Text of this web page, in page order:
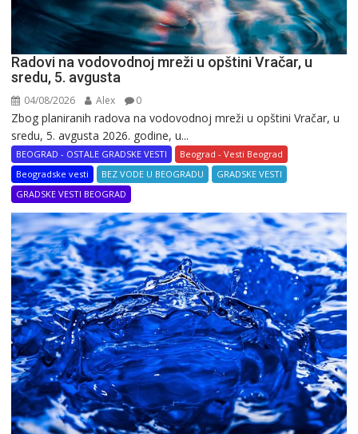
Radovi na vodovodnoj mreži u opštini Vračar, u
sredu, 5. avgusta
04/08/2026 Alex 0
Zbog planiranih radova na vodovodnoj mreži u opštini Vračar, u
sredu, 5. avgusta 2026. godine, u...
BEOGRAD - OSTALE GRADSKE VESTI
Beograd - Vesti Beograd
Beogradske vesti
BEZ VODE U BEOGRADU
GRADSKE VESTI
GRADSKE VESTI BEOGRAD